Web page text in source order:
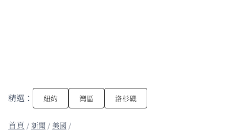
精選： 紐約 灣區 洛杉磯
/新聞 / 美國 /